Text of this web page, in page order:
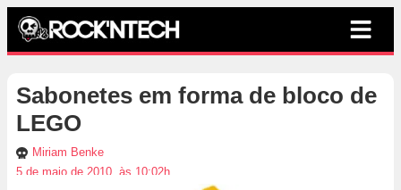
Sabonetes em forma de bloco de
LEGO
Miriam Benke
5 de maio de 2010, às 10:02h